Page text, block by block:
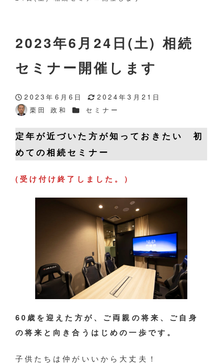
2023年6月24日(土) 相続
セミナー開催します
投稿日
2023年6月6日
更新日
2024年3月21日
著
者
栗田 政和 カテゴリー
セミナー
定年が近づいた方が知っておきたい 初
めての相続セミナー
(受け付け終了しました。）
60歳を迎えた方が、ご両親の将来、ご自身
の将来と向き合うはじめの一歩です。
子供たちは仲がいいから大丈夫！